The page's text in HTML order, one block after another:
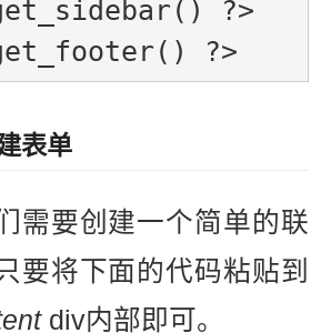
?>
?>
表单
需要创建一个简单的联
要将下面的代码粘贴到
div内部即可。